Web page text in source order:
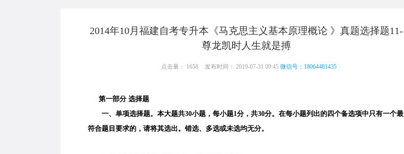
2014年10月福建自考专升本《马克思主义基本原理概论 》真题选择题11-
尊龙凯时人生就是搏
点击量： 1658 发布时间： 2019-07-31 09:45 微信号：18064481435
第一部分 选择题
一、单项选择题。本大题共30小题，每小题1分，共30分。在每小题列出的四个备选项中只有一个最
符合题目要求的，请将其选出。错选、多选或未选均无分。